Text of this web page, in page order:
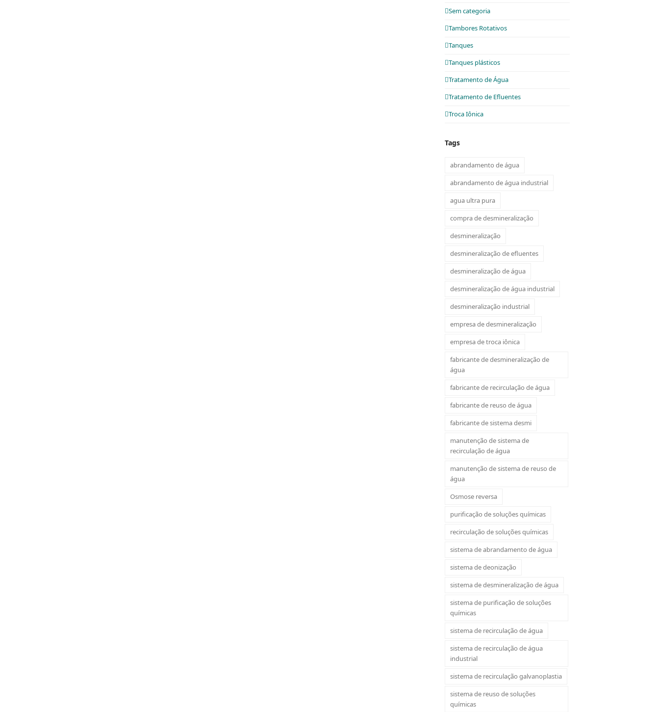
Sem categoria
Tambores Rotativos
Tanques
Tanques plásticos
Tratamento de Água
Tratamento de Efluentes
Troca Iônica
Tags
abrandamento de água
abrandamento de água industrial
agua ultra pura
compra de desmineralização
desmineralização
desmineralização de efluentes
desmineralização de água
desmineralização de água industrial
desmineralização industrial
empresa de desmineralização
empresa de troca iônica
fabricante de desmineralização de
água
fabricante de recirculação de água
fabricante de reuso de água
fabricante de sistema desmi
manutenção de sistema de
recirculação de água
manutenção de sistema de reuso de
água
Osmose reversa
purificação de soluções químicas
recirculação de soluções químicas
sistema de abrandamento de água
sistema de deonização
sistema de desmineralização de água
sistema de purificação de soluções
químicas
sistema de recirculação de água
sistema de recirculação de água
industrial
sistema de recirculação galvanoplastia
sistema de reuso de soluções
químicas